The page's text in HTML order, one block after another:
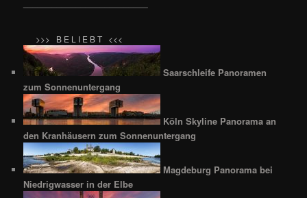
>>> B E L I E B T <<<
Saarschleife Panoramen
zum Sonnenuntergang
Köln Skyline Panorama an
den Kranhäusern zum Sonnenuntergang
Magdeburg Panorama bei
Niedrigwasser in der Elbe